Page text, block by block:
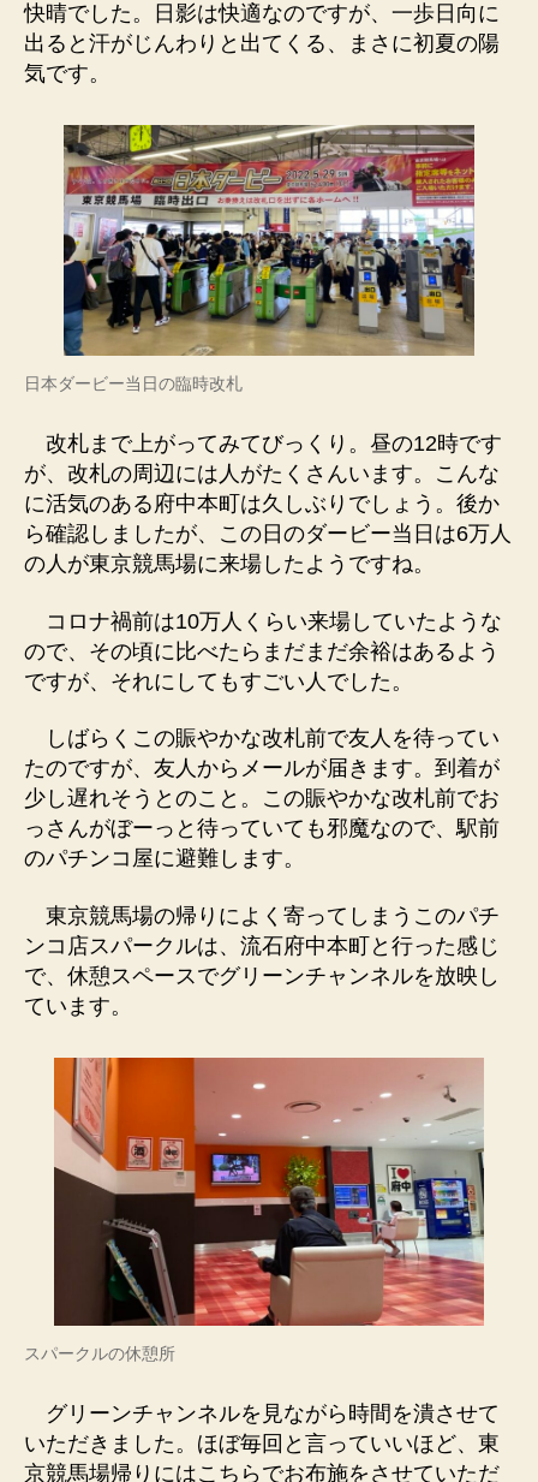
快晴でした。日影は快適なのですが、一歩日向に
出ると汗がじんわりと出てくる、まさに初夏の陽
気です。
日本ダービー当日の臨時改札
改札まで上がってみてびっくり。昼の12時です
が、改札の周辺には人がたくさんいます。こんな
に活気のある府中本町は久しぶりでしょう。後か
ら確認しましたが、この日のダービー当日は6万人
の人が東京競馬場に来場したようですね。
コロナ禍前は10万人くらい来場していたような
ので、その頃に比べたらまだまだ余裕はあるよう
ですが、それにしてもすごい人でした。
しばらくこの賑やかな改札前で友人を待ってい
たのですが、友人からメールが届きます。到着が
少し遅れそうとのこと。この賑やかな改札前でお
っさんがぼーっと待っていても邪魔なので、駅前
のパチンコ屋に避難します。
東京競馬場の帰りによく寄ってしまうこのパチ
ンコ店スパークルは、流石府中本町と行った感じ
で、休憩スペースでグリーンチャンネルを放映し
ています。
スパークルの休憩所
グリーンチャンネルを見ながら時間を潰させて
いただきました。ほぼ毎回と言っていいほど、東
京競馬場帰りにはこちらでお布施をさせていただ